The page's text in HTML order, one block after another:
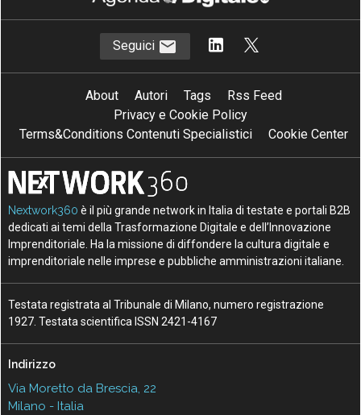
Seguici
About Autori Tags
Rss Feed
Privacy e Cookie Policy
Terms&Conditions Contenuti Specialistici
Cookie Center
Nextwork360 è il più grande network in Italia di testate e portali B2B
dedicati ai temi della Trasformazione Digitale e dell’Innovazione
Imprenditoriale. Ha la missione di diffondere la cultura digitale e
imprenditoriale nelle imprese e pubbliche amministrazioni italiane.
Testata registrata al Tribunale di Milano, numero registrazione
1927. Testata scientifica ISSN 2421-4167
Indirizzo
Via Moretto da Brescia, 22
Milano - Italia